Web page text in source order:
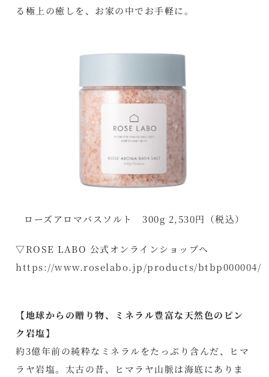
る極上の癒しを、お家の中でお手軽に。
ローズアロマバスソルト 300g 2,530円（税込）
▽ROSE LABO 公式オンラインショップへ
https://www.roselabo.jp/products/btbp000004/
【地球からの贈り物、ミネラル豊富な天然色のピン
ク岩塩】
約3億年前の純粋なミネラルをたっぷり含んだ、ヒマ
ラヤ岩塩。太古の昔、ヒマラヤ山脈は海底にありま